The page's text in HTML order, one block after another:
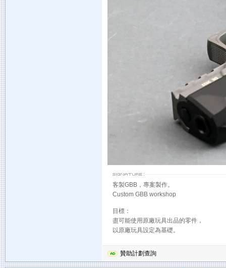
客製GBB，專案製作。
Custom GBB workshop
目標：
盡可能使用原廠玩具出品的零件，
以原廠玩具設定為基礎。
贊助計劃查詢